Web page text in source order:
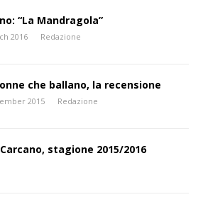
“La Mandragola”
2016 Redazione
che ballano, la recensione
2015 Redazione
stagione 2015/2016